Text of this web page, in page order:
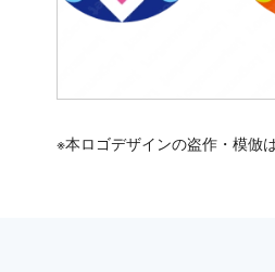
※本ロゴデザインの盗作・模倣